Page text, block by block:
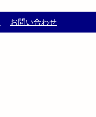
お問い合わせ